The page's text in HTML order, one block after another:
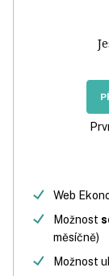
Web
Možnost
měsíčně)
Možnost